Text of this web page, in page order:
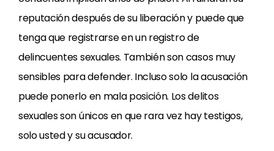
reputación después de su liberación y puede que
tenga que registrarse en un registro de
delincuentes sexuales. También son casos muy
sensibles para defender. Incluso solo la acusación
puede ponerlo en mala posición. Los delitos
sexuales son únicos en que rara vez hay testigos,
solo usted y su acusador.